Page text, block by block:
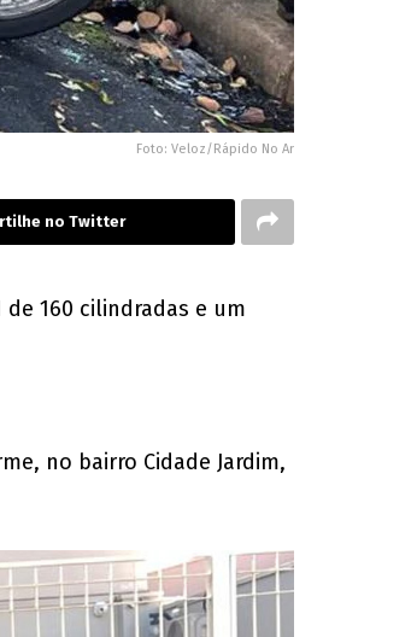
Foto: Veloz/Rápido No Ar
no Twitter
160 cilindradas e um
no bairro Cidade Jardim,